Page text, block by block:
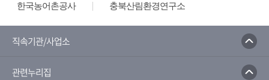
한국농어촌공사
충북산림환경연구소
산림청
한국농어촌공사
직속기관/사업소
관련누리집